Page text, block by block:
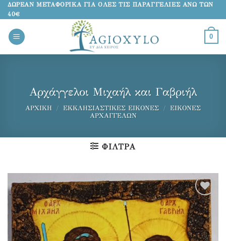
Μετάβαση
στο
περιεχόμενο
ΔΩΡΕΑΝ ΜΕΤΑΦΟΡΙΚΑ ΓΙΑ ΟΛΕΣ ΤΙΣ ΠΑΡΑΓΓΕΛΙΕΣ ΑΝΩ ΤΩΝ
40€
0
Αρχάγγελοι Μιχαήλ και Γαβριήλ
ΑΡΧΙΚΉ / ΕΚΚΛΗΣΙΑΣΤΙΚΈΣ ΕΙΚΌΝΕΣ / ΕΙΚΌΝΕΣ
ΑΡΧΑΓΓΈΛΩΝ
ΦΊΛΤΡΑ
Προσθήκη
στα
αγαπημένα